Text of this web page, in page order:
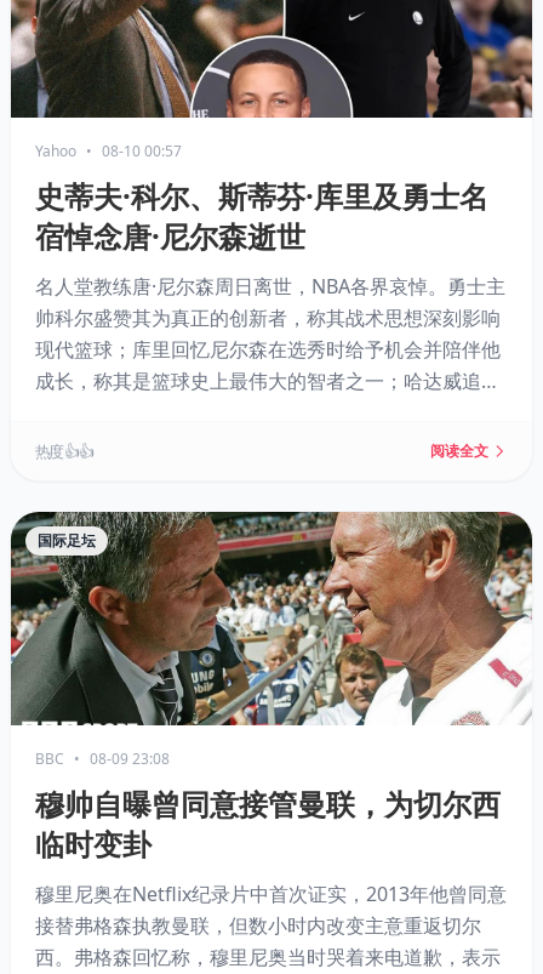
Yahoo • 08-10 00:57
史蒂夫·科尔、斯蒂芬·库里及勇士名
宿悼念唐·尼尔森逝世
名人堂教练唐·尼尔森周日离世，NBA各界哀悼。勇士主
帅科尔盛赞其为真正的创新者，称其战术思想深刻影响
现代篮球；库里回忆尼尔森在选秀时给予机会并陪伴他
成长，称其是篮球史上最伟大的智者之一；哈达威追忆
士，6次带队杀入季后赛，2010年成为NBA历史胜场最
热度 👍👍 阅读全文
国际足坛
BBC • 08-09 23:08
穆帅自曝曾同意接管曼联，为切尔西
临时变卦
穆里尼奥在Netflix纪录片中首次证实，2013年他曾同意
接替弗格森执教曼联，但数小时内改变主意重返切尔
西。弗格森回忆称，穆里尼奥当时哭着来电道歉，表示